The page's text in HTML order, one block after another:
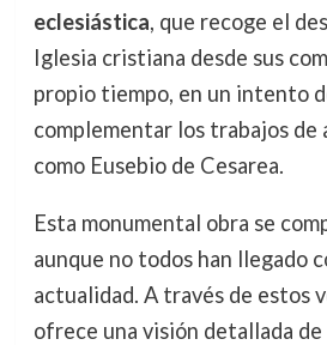
eclesiástica, que recoge el
Iglesia cristiana desde sus
propio tiempo, en un intento
complementar los trabajos
como Eusebio de Cesarea.
Esta monumental obra se
aunque no todos han llegado
actualidad. A través de estos
ofrece una visión detallada